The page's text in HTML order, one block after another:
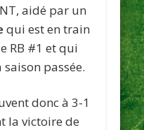
aidé par un
qui est en train
RB #1 et qui
saison passée.
donc à 3-1
la victoire de